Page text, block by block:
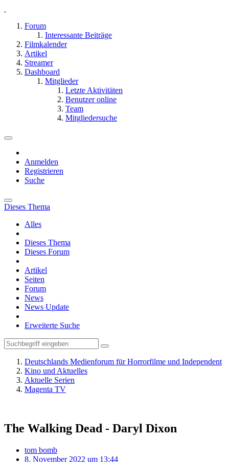
Forum
Interessante Beiträge
Filmkalender
Artikel
Streamer
Dashboard
Mitglieder
Letzte Aktivitäten
Benutzer online
Team
Mitgliedersuche
Anmelden
Registrieren
Suche
Dieses Thema
Alles
Dieses Thema
Dieses Forum
Artikel
Seiten
Forum
News
News Update
Erweiterte Suche
Deutschlands Medienforum für Horrorfilme und Independent
Kino und Aktuelles
Aktuelle Serien
Magenta TV
The Walking Dead - Daryl Dixon
tom bomb
8. November 2022 um 13:44